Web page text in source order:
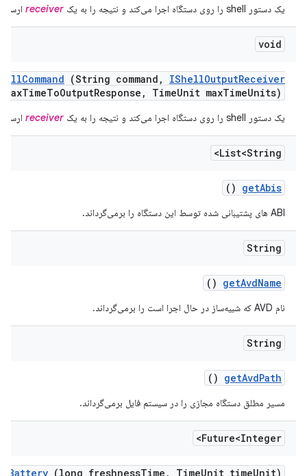
یک دستور shell را روی دستگاه اجرا می‌کند و نتیجه را به یک receiver
void
Command (String command , IShellOutputReceiver
TimeToOutputResponse , TimeUnit maxTimeUnits)
یک دستور shell را روی دستگاه اجرا می‌کند و نتیجه را به یک receiver
List<String>
getAbis
()
ABI های پشتیبانی شده توسط این دستگاه را برمی‌گرداند.
String
getAvdName
()
نام AVD که شبیه‌ساز در حال اجرا است را برمی‌گرداند.
String
getAvdPath
()
مسیر مطلق دستگاه مجازی را در سیستم فایل برمی‌گرداند.
Future<Integer>
Battery (long freshnessTime , TimeUnit timeUnit)